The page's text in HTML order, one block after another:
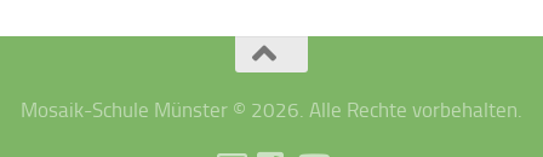
Mosaik-Schule Münster © 2026. Alle Rechte vorbehalten.